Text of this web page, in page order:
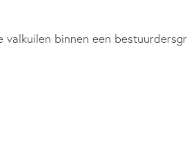
binnen een